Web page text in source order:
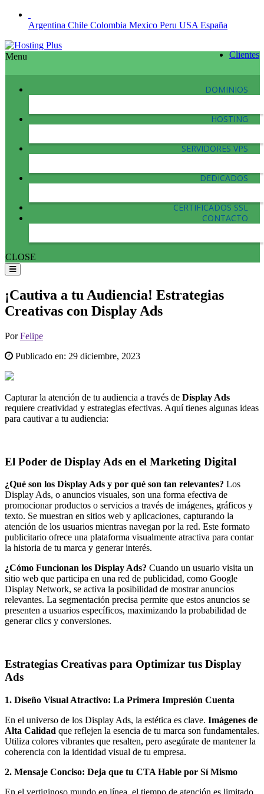
Argentina Chile Colombia Mexico Peru USA España
Clientes
Menu
DOMINIOS
HOSTING
SERVIDORES VPS
DEDICADOS
CERTIFICADOS SSL
CONTACTO
CLOSE
¡Cautiva a tu Audiencia! Estrategias
Creativas con Display Ads
PorFelipe
Publicado en: 29 diciembre, 2023
Capturar la atención de tu audiencia a través de Display Ads
requiere creatividad y estrategias efectivas. Aquí tienes algunas ideas
para cautivar a tu audiencia:
El Poder de Display Ads en el Marketing Digital
¿Qué son los Display Ads y por qué son tan relevantes? Los
Display Ads, o anuncios visuales, son una forma efectiva de
promocionar productos o servicios a través de imágenes, gráficos y
texto. Se muestran en sitios web y aplicaciones, capturando la
atención de los usuarios mientras navegan por la red. Este formato
publicitario ofrece una plataforma visualmente atractiva para contar
la historia de tu marca y generar interés.
¿Cómo Funcionan los Display Ads? Cuando un usuario visita un
sitio web que participa en una red de publicidad, como Google
Display Network, se activa la posibilidad de mostrar anuncios
relevantes. La segmentación precisa permite que estos anuncios se
presenten a usuarios específicos, maximizando la probabilidad de
generar clics y conversiones.
Estrategias Creativas para Optimizar tus Display
Ads
1. Diseño Visual Atractivo: La Primera Impresión Cuenta
En el universo de los Display Ads, la estética es clave. Imágenes de
Alta Calidad que reflejen la esencia de tu marca son fundamentales.
Utiliza colores vibrantes que resalten, pero asegúrate de mantener la
coherencia con la identidad visual de tu empresa.
2. Mensaje Conciso: Deja que tu CTA Hable por Sí Mismo
En el vertiginoso mundo en línea, el tiempo de atención es limitado.